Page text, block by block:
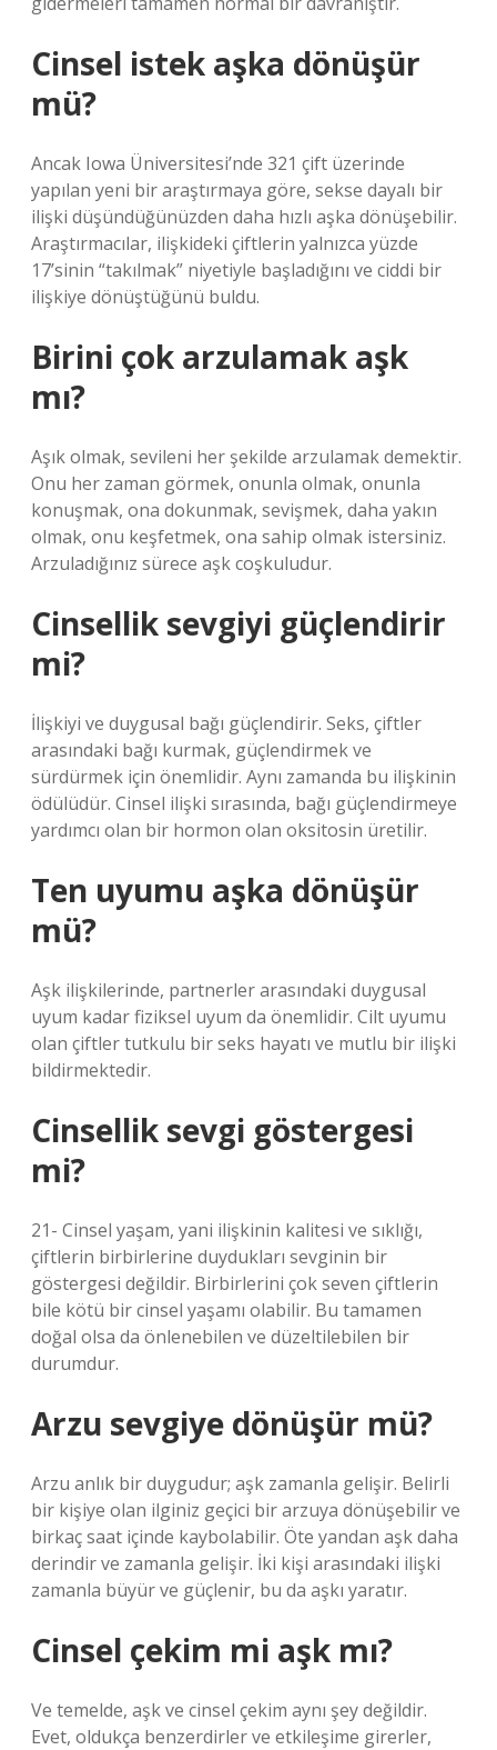
Cinsel istek aşka dönüşür
mü?
Ancak Iowa Üniversitesi’nde 321 çift üzerinde
yapılan yeni bir araştırmaya göre, sekse dayalı bir
ilişki düşündüğünüzden daha hızlı aşka dönüşebilir.
Araştırmacılar, ilişkideki çiftlerin yalnızca yüzde
17’sinin “takılmak” niyetiyle başladığını ve ciddi bir
ilişkiye dönüştüğünü buldu.
Birini çok arzulamak aşk
mı?
Aşık olmak, sevileni her şekilde arzulamak demektir.
Onu her zaman görmek, onunla olmak, onunla
konuşmak, ona dokunmak, sevişmek, daha yakın
olmak, onu keşfetmek, ona sahip olmak istersiniz.
Arzuladığınız sürece aşk coşkuludur.
Cinsellik sevgiyi güçlendirir
mi?
İlişkiyi ve duygusal bağı güçlendirir. Seks, çiftler
arasındaki bağı kurmak, güçlendirmek ve
sürdürmek için önemlidir. Aynı zamanda bu ilişkinin
ödülüdür. Cinsel ilişki sırasında, bağı güçlendirmeye
yardımcı olan bir hormon olan oksitosin üretilir.
Ten uyumu aşka dönüşür
mü?
Aşk ilişkilerinde, partnerler arasındaki duygusal
uyum kadar fiziksel uyum da önemlidir. Cilt uyumu
olan çiftler tutkulu bir seks hayatı ve mutlu bir ilişki
bildirmektedir.
Cinsellik sevgi göstergesi
mi?
21- Cinsel yaşam, yani ilişkinin kalitesi ve sıklığı,
çiftlerin birbirlerine duydukları sevginin bir
göstergesi değildir. Birbirlerini çok seven çiftlerin
bile kötü bir cinsel yaşamı olabilir. Bu tamamen
doğal olsa da önlenebilen ve düzeltilebilen bir
durumdur.
Arzu sevgiye dönüşür mü?
Arzu anlık bir duygudur; aşk zamanla gelişir. Belirli
bir kişiye olan ilginiz geçici bir arzuya dönüşebilir ve
birkaç saat içinde kaybolabilir. Öte yandan aşk daha
derindir ve zamanla gelişir. İki kişi arasındaki ilişki
zamanla büyür ve güçlenir, bu da aşkı yaratır.
Cinsel çekim mi aşk mı?
Ve temelde, aşk ve cinsel çekim aynı şey değildir.
Evet, oldukça benzerdirler ve etkileşime girerler,